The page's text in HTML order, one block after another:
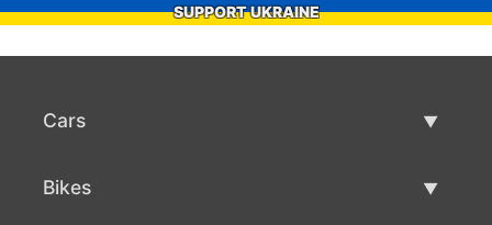
SUPPORT UKRAINE
Cars
Bikes